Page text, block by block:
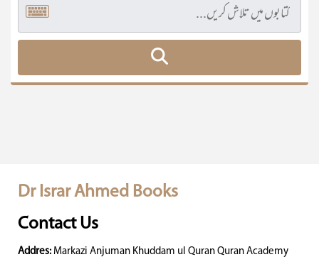
Dr Israr Ahmed Books
Contact Us
Addres: Markazi Anjuman Khuddam ul Quran Quran Academy